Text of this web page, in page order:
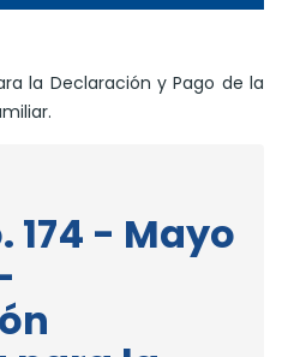
la Declaración y Pago de la
174 - Mayo